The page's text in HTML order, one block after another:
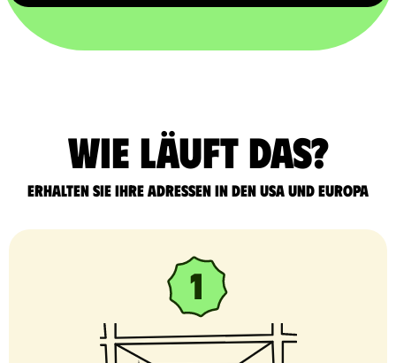
Wie läuft das?
Erhalten Sie Ihre Adressen in den USA und Europa